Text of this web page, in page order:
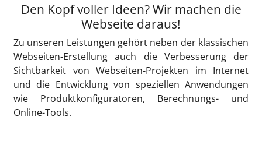
Den Kopf voller Ideen? Wir machen die
Webseite daraus!
Zu unseren Leistungen gehört neben der klassischen
Webseiten-Erstellung auch die Verbesserung der
Sichtbarkeit von Webseiten-Projekten im Internet
und die Entwicklung von speziellen Anwendungen
wie Produktkonfiguratoren, Berechnungs- und
Online-Tools.